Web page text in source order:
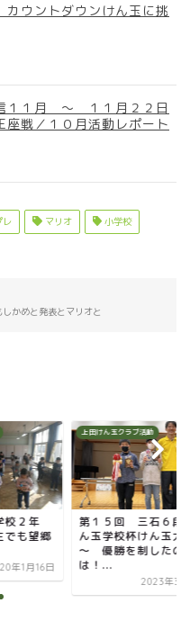
ウントダウンけん玉に挑
１１月 ～ １１月２２日
座戦／１０月活動レポート
レ マリオ 小学校
かめと発表とマリオと
２年
も望郷
年1月16日
上田けん玉クラブ活動
第１５回 三石６段
ん玉学校杯けん玉
～ 優勝を制したの
は！...
2023年3